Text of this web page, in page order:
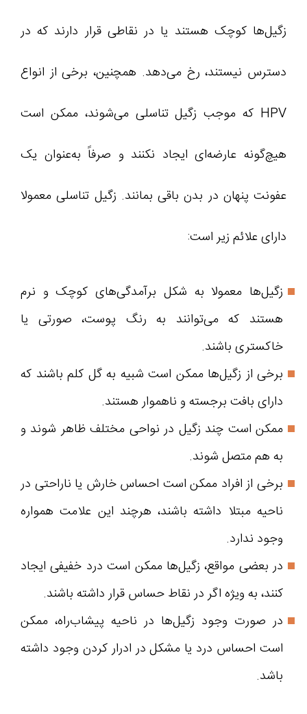
زگیل‌ها کوچک هستند یا در نقاطی قرار دارند که در
دسترس نیستند، رخ می‌دهد. همچنین، برخی از انواع
HPV که موجب زگیل تناسلی می‌شوند، ممکن است
هیچ‌گونه عارضه‌ای ایجاد نکنند و صرفاً به‌عنوان یک
عفونت پنهان در بدن باقی بمانند. زگیل تناسلی معمولا
دارای علائم زیر است:
زگیل‌ها معمولا به شکل برآمدگی‌های کوچک و نرم
هستند که می‌توانند به رنگ پوست، صورتی یا
خاکستری باشند.
برخی از زگیل‌ها ممکن است شبیه به گل کلم باشند که
دارای بافت برجسته و ناهموار هستند.
ممکن است چند زگیل در نواحی مختلف ظاهر شوند و
به هم متصل شوند.
برخی از افراد ممکن است احساس خارش یا ناراحتی در
ناحیه مبتلا داشته باشند، هرچند این علامت همواره
وجود ندارد.
در بعضی مواقع، زگیل‌ها ممکن است درد خفیفی ایجاد
کنند، به ویژه اگر در نقاط حساس قرار داشته باشند.
در صورت وجود زگیل‌ها در ناحیه پیشاب‌راه، ممکن
است احساس درد یا مشکل در ادرار کردن وجود داشته
باشد.